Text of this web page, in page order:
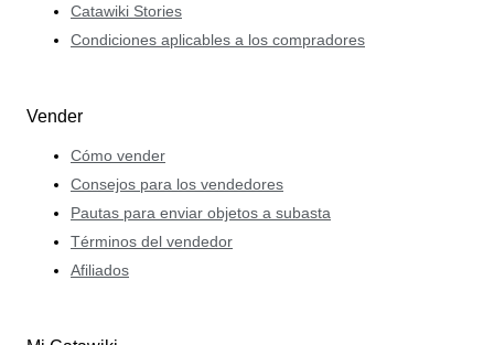
Catawiki Stories
Condiciones aplicables a los compradores
Vender
Cómo vender
Consejos para los vendedores
Pautas para enviar objetos a subasta
Términos del vendedor
Afiliados